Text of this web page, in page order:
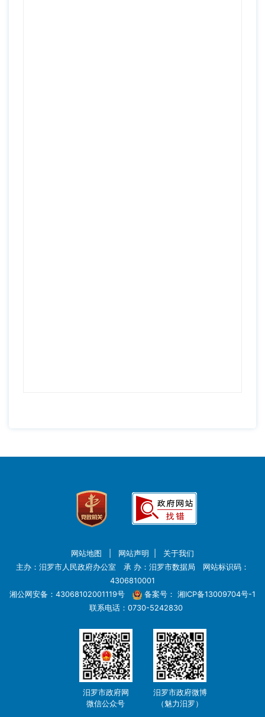
网站地图 网站声明
关于我们
主办：汨罗市人民政府办公室 承 办：汨罗市数据局 网站标识码：
4306810001
湘公网安备：43068102001119号
备案号： 湘ICP备13009704号-1
联系电话：0730-5242830
汨罗市政府网
微信公众号
汨罗市政府微博
（魅力汨罗）